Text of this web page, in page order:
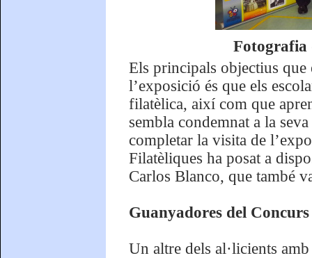
Fotografia
Els principals objectius que
l’exposició és que els
filatèlica, així com que
sembla condemnat a la
completar la visita de
Filatèliques ha posat a
Carlos Blanco, que també
Guanyadores del
Un altre dels al·licients